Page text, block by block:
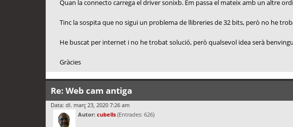
Quan la connecto carrega el driver sonixb. Em passa el mateix amb un altre
Tinc la sospita que no sigui un problema de llibreries de 32 bits, però no he
He buscat per internet i no he trobat solució, però qualsevol idea serà
Gràcies
Re: Web cam antiga
Data: dl. març 23, 2020 7:26 am
Autor: cubells (Entrades: 626)